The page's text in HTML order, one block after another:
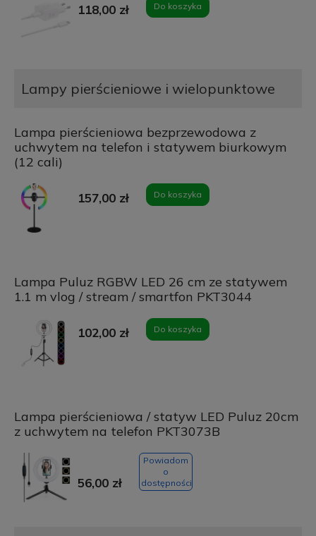
118,00 zł Do koszyka
Lampy pierścieniowe i wielopunktowe
Lampa pierścieniowa bezprzewodowa z
uchwytem na telefon i statywem biurkowym
(12 cali)
157,00 zł Do koszyka
Lampa Puluz RGBW LED 26 cm ze statywem
1.1 m vlog / stream / smartfon PKT3044
102,00 zł Do koszyka
Lampa pierścieniowa / statyw LED Puluz 20cm
z uchwytem na telefon PKT3073B
56,00 zł
Powiadom
o
dostępności